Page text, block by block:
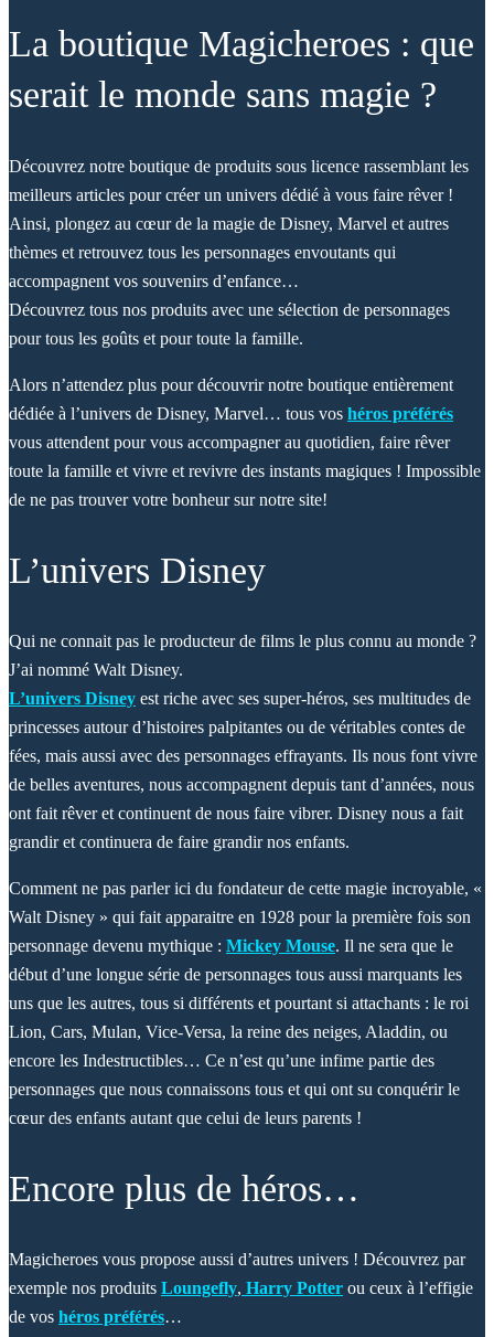
La boutique Magicheroes : que
serait le monde sans magie ?
Découvrez notre boutique de produits sous licence rassemblant les
meilleurs articles pour créer un univers dédié à vous faire rêver !
Ainsi, plongez au cœur de la magie de Disney, Marvel et autres
thèmes et retrouvez tous les personnages envoutants qui
accompagnent vos souvenirs d’enfance…
Découvrez tous nos produits avec une sélection de personnages
pour tous les goûts et pour toute la famille.
Alors n’attendez plus pour découvrir notre boutique entièrement
dédiée à l’univers de Disney, Marvel… tous vos héros préférés
vous attendent pour vous accompagner au quotidien, faire rêver
toute la famille et vivre et revivre des instants magiques ! Impossible
de ne pas trouver votre bonheur sur notre site!
L’univers Disney
Qui ne connait pas le producteur de films le plus connu au monde ?
J’ai nommé Walt Disney.
L’univers Disney est riche avec ses super-héros, ses multitudes de
princesses autour d’histoires palpitantes ou de véritables contes de
fées, mais aussi avec des personnages effrayants. Ils nous font vivre
de belles aventures, nous accompagnent depuis tant d’années, nous
ont fait rêver et continuent de nous faire vibrer. Disney nous a fait
grandir et continuera de faire grandir nos enfants.
Comment ne pas parler ici du fondateur de cette magie incroyable, «
Walt Disney » qui fait apparaitre en 1928 pour la première fois son
personnage devenu mythique : Mickey Mouse. Il ne sera que le
début d’une longue série de personnages tous aussi marquants les
uns que les autres, tous si différents et pourtant si attachants : le roi
Lion, Cars, Mulan, Vice-Versa, la reine des neiges, Aladdin, ou
encore les Indestructibles… Ce n’est qu’une infime partie des
personnages que nous connaissons tous et qui ont su conquérir le
cœur des enfants autant que celui de leurs parents !
Encore plus de héros…
Magicheroes vous propose aussi d’autres univers ! Découvrez par
exemple nos produits Loungefly, Harry Potter ou ceux à l’effigie
de vos héros préférés…